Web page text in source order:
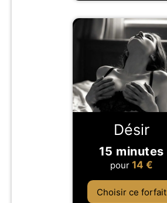
Désir
15 minutes
pour 14 €
Choisir ce forfait